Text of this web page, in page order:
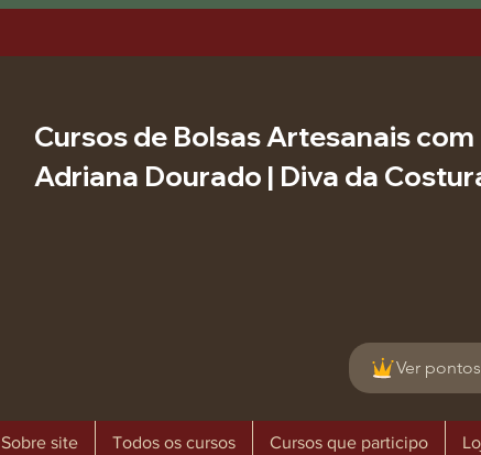
Cursos de Bolsas Artesanais com
Adriana Dourado | Diva da
Ver pontos
Sobre site Todos os cursos Cursos que participo